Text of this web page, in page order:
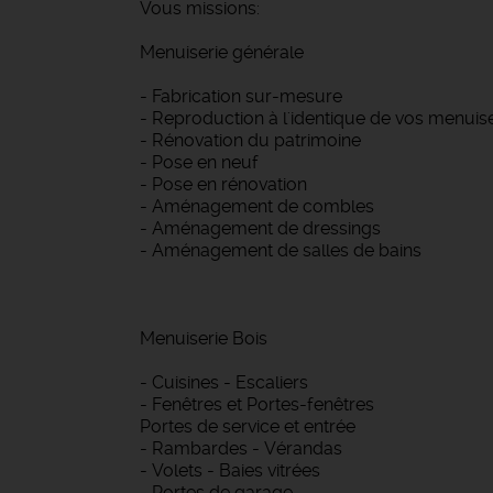
Vous missions:
Menuiserie générale
- Fabrication sur-mesure
- Reproduction à l'identique de vos
- Rénovation du patrimoine
- Pose en neuf
- Pose en rénovation
- Aménagement de combles
- Aménagement de dressings
- Aménagement de salles de bains
Menuiserie Bois
- Cuisines - Escaliers
- Fenêtres et Portes-fenêtres
Portes de service et entrée
- Rambardes - Vérandas
- Volets - Baies vitrées